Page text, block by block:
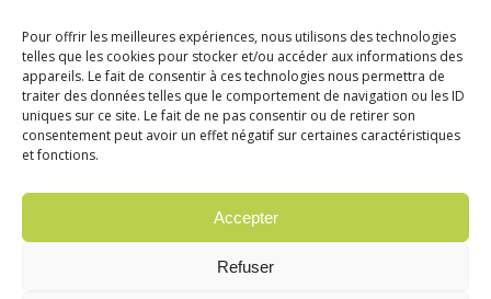
Pour offrir les meilleures expériences, nous utilisons des technologies
telles que les cookies pour stocker et/ou accéder aux informations des
appareils. Le fait de consentir à ces technologies nous permettra de
traiter des données telles que le comportement de navigation ou les ID
uniques sur ce site. Le fait de ne pas consentir ou de retirer son
consentement peut avoir un effet négatif sur certaines caractéristiques
et fonctions.
Accepter
Refuser
Confidentialité
Français
Deutsch Español
Italiano